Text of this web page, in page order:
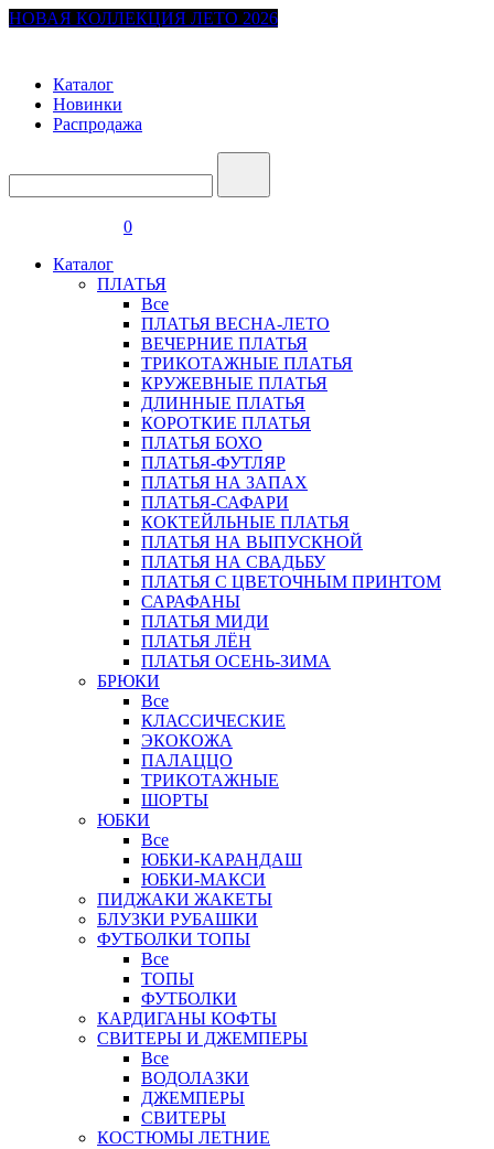
НОВАЯ КОЛЛЕКЦИЯ ЛЕТО 2026
Каталог
Новинки
Распродажа
0
Каталог
ПЛАТЬЯ
Все
ПЛАТЬЯ ВЕСНА-ЛЕТО
ВЕЧЕРНИЕ ПЛАТЬЯ
ТРИКОТАЖНЫЕ ПЛАТЬЯ
КРУЖЕВНЫЕ ПЛАТЬЯ
ДЛИННЫЕ ПЛАТЬЯ
КОРОТКИЕ ПЛАТЬЯ
ПЛАТЬЯ БОХО
ПЛАТЬЯ-ФУТЛЯР
ПЛАТЬЯ НА ЗАПАХ
ПЛАТЬЯ-САФАРИ
КОКТЕЙЛЬНЫЕ ПЛАТЬЯ
ПЛАТЬЯ НА ВЫПУСКНОЙ
ПЛАТЬЯ НА СВАДЬБУ
ПЛАТЬЯ С ЦВЕТОЧНЫМ ПРИНТОМ
САРАФАНЫ
ПЛАТЬЯ МИДИ
ПЛАТЬЯ ЛЁН
ПЛАТЬЯ ОСЕНЬ-ЗИМА
БРЮКИ
Все
КЛАССИЧЕСКИЕ
ЭКОКОЖА
ПАЛАЦЦО
ТРИКОТАЖНЫЕ
ШОРТЫ
ЮБКИ
Все
ЮБКИ-КАРАНДАШ
ЮБКИ-МАКСИ
ПИДЖАКИ ЖАКЕТЫ
БЛУЗКИ РУБАШКИ
ФУТБОЛКИ ТОПЫ
Все
ТОПЫ
ФУТБОЛКИ
КАРДИГАНЫ КОФТЫ
СВИТЕРЫ И ДЖЕМПЕРЫ
Все
ВОДОЛАЗКИ
ДЖЕМПЕРЫ
СВИТЕРЫ
КОСТЮМЫ ЛЕТНИЕ